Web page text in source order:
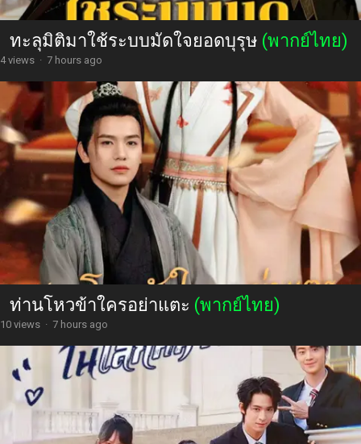
ทะลุมิติมาใช้ระบบมัดใจยอดบุรุษ (พากย์ไทย)
4 views · 7 hours ago
ท่านโหวข้าใครอย่าแตะ (พากย์ไทย)
10 views · 7 hours ago